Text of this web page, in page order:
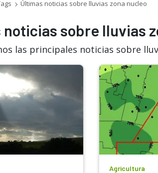
Últimas noticias sobre lluvias zona nucleo
sobre lluvias
las principales noticias sobre
Agricultura